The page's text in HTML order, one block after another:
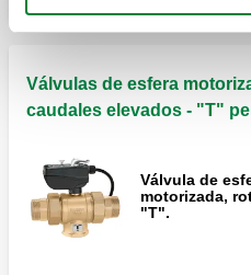
Válvulas de esfera
caudales elevados - "T"
Válvula de
motorizada,
"T".